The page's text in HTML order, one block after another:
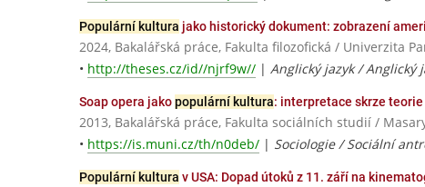
Populární kultura jako historický dokument: zobrazení
2024, Bakalářská práce, Fakulta filozofická / Univerzita
• http://theses.cz/id//njrf9w// | Anglický jazyk / Anglický
Soap opera jakopopulární kultura: interpretace skrze
2013, Bakalářská práce, Fakulta sociálních studií /
• https://is.muni.cz/th/n0deb/ | Sociologie / Sociální
Populární kultura v USA: Dopad útoků z 11. září na